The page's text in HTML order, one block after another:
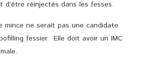
d’être réinjectés dans les fesses.
mince ne serait pas une candidate
fessier. Elle doit avoir un IMC